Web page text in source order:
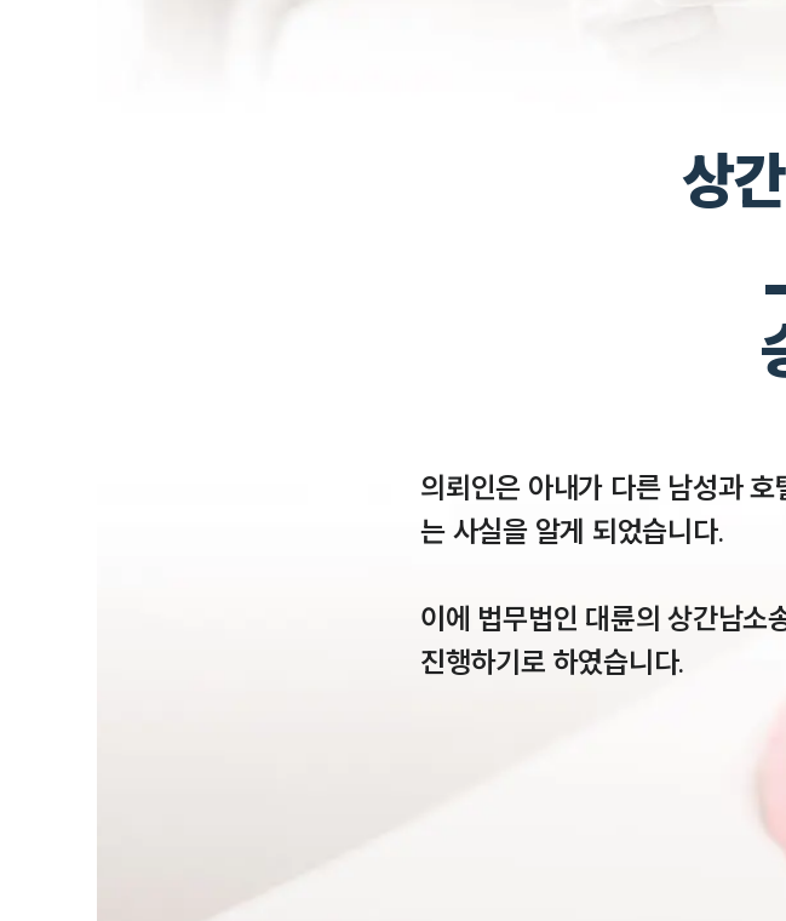
상
의뢰인은 아내가 다른 남성과
는 사실을 알게 되었습니다.
이에 법무법인 대륜의 상간남소